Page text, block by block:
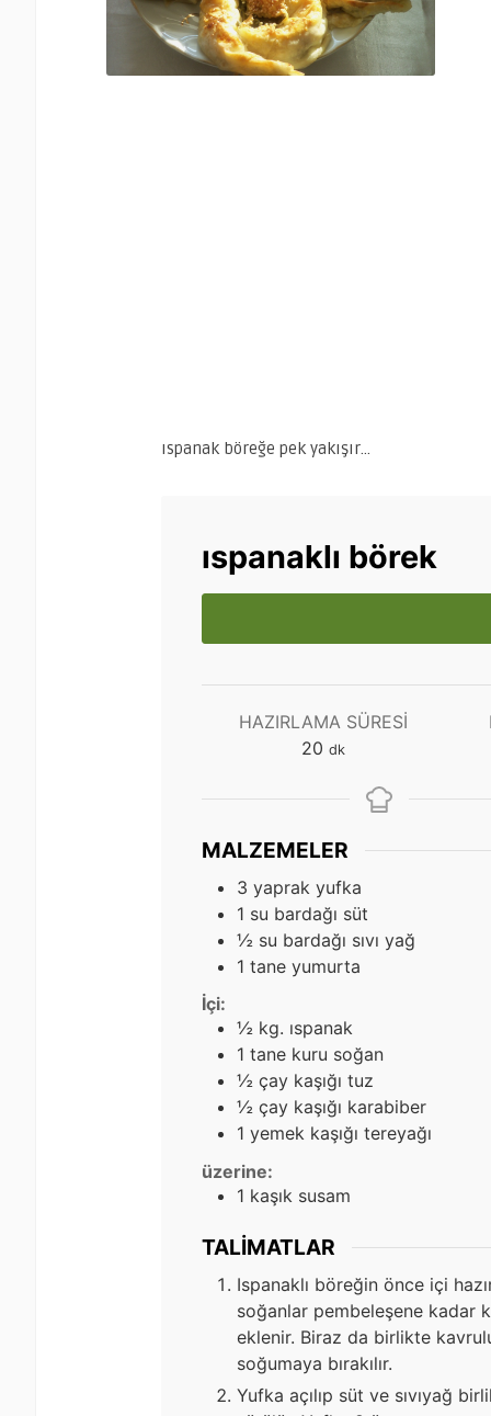
ıspanak böreğe pek yakışır…
ıspanaklı börek
HAZIRLAMA SÜRESI
20 dakika
dk
MALZEMELER
3 yaprak yufka
1 su bardağı süt
½ su bardağı sıvı yağ
1 tane yumurta
İçi:
½ kg. ıspanak
1 tane kuru soğan
½ çay kaşığı tuz
½ çay kaşığı karabiber
1 yemek kaşığı tereyağı
üzerine:
1 kaşık susam
TALIMATLAR
Ispanaklı böreğin önce içi
soğanlar pembeleşene kadar
eklenir. Biraz da birlikte
soğumaya bırakılır.
Yufka açılıp süt ve sıvıyağ